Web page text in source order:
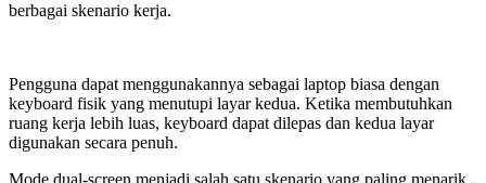
berbagai skenario kerja.
Pengguna dapat menggunakannya sebagai laptop biasa dengan
keyboard fisik yang menutupi layar kedua. Ketika membutuhkan
ruang kerja lebih luas, keyboard dapat dilepas dan kedua layar
digunakan secara penuh.